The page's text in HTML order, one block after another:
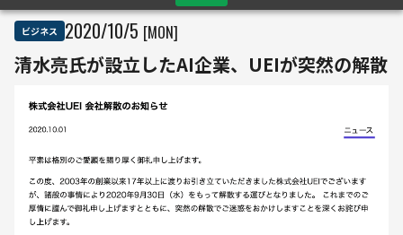
ビジネス 2020/10/5 [MON]
清水亮氏が設立したAI企業、UEIが突然の解散